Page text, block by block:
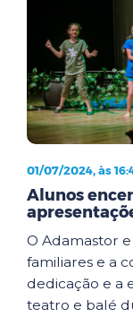
01/07/2024, às
Alunos
O Adamastor
familiares e a
dedicação e a
teatro e balé